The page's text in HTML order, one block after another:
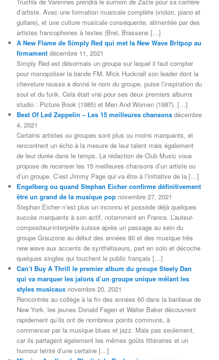
Truchis de Varennes prendra le surnom de Zazie pour sa carrière
d’artiste. Avec une formation musicale complète (violon, piano et
guitare), et une culture musicale conséquente, alimentée par des
artistes francophones à textes (Brel, Brassens […]
A New Flame de Simply Red qui met la New Wave Britpop au
firmament décembre 11, 2021
Simply Red est désormais un groupe sur lequel il faut compter
pour monopoliser la bande FM. Mick Hucknall son leader dont la
chevelure rousse a donné le nom du groupe, puise l’inspiration du
soul et du funk. Cela était vrai pour ses deux premiers albums
studio : Picture Book (1985) et Men And Women (1987). […]
Best Of Led Zeppelin – Les 15 meilleures chansons décembre
4, 2021
Certains artistes ou groupes sont plus ou moins marquants, et
rencontrent un écho à la mesure de leur talent mais également
de leur durée dans le temps. La rédaction de Club Music vous
propose de recenser les 15 meilleures chansons d’un artiste ou
d’un groupe. C’est Jimmy Page qui va être à l’initiative de la […]
Engelberg ou quand Stephan Eicher confirme définitivement
être un grand de la musique pop novembre 27, 2021
Stephan Eicher n’est plus un inconnu et possède déjà quelques
succès marquants à son actif, notamment en France. L’auteur-
compositeur-interprète suisse après un passage au sein du
groupe Grauzone au début des années 80 et des musique très
new wave aux accents de synthétiseurs, part en solo et décoche
quelques singles qui touchent le public français […]
Can’t Buy A Thrill le premier album du groupe Steely Dan
qui va marquer les jalons d’un groupe unique mêlant les
styles musicaux novembre 20, 2021
Rencontrés au collège à la fin des années 60 dans la banlieue de
New York, les jeunes Donald Fagen et Walter Baker découvrent
rapidement qu’ils ont de nombreux points communs, à
commencer par la musique blues et jazz. Mais pas seulement,
car ils partagent également les mêmes goûts littéraires et un
humour teinté d’une certaine […]